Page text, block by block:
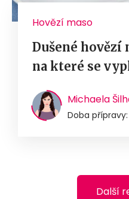
Hovězí maso
Dušené hovězí
na které se
Michaela
Doba
Další